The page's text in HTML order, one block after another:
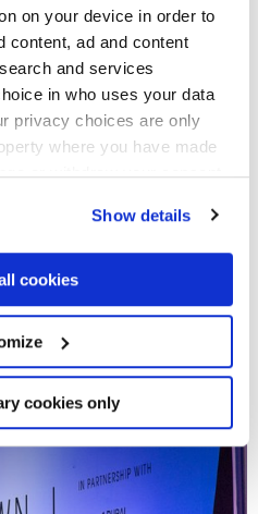
on your device in order to
content, ad and content
and services
in who uses your data
privacy choices are only
where you have made
or withdraw your consent
like to:
your geographical
to within several
by actively scanning it for
(fingerprinting)
personal data is processed
thedetails section.
content and ads, to
and to analyse our traffic.
Show details
cookies
cookies only
Что посмотреть.
Marca Corona per
City Bologna и Marca Corona
дизайну,
полная программа наших